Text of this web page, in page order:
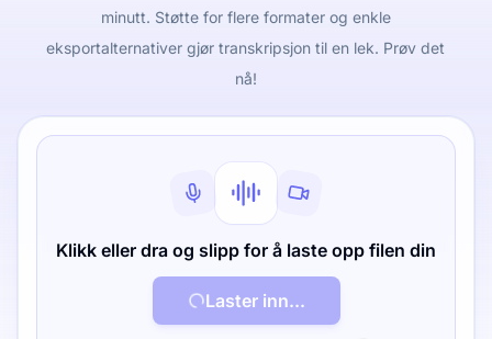
minutt. Støtte for flere formater og enkle
eksportalternativer gjør transkripsjon til en lek. Prøv det
nå!
Klikk eller dra og slipp for å laste opp filen din
Laster inn...